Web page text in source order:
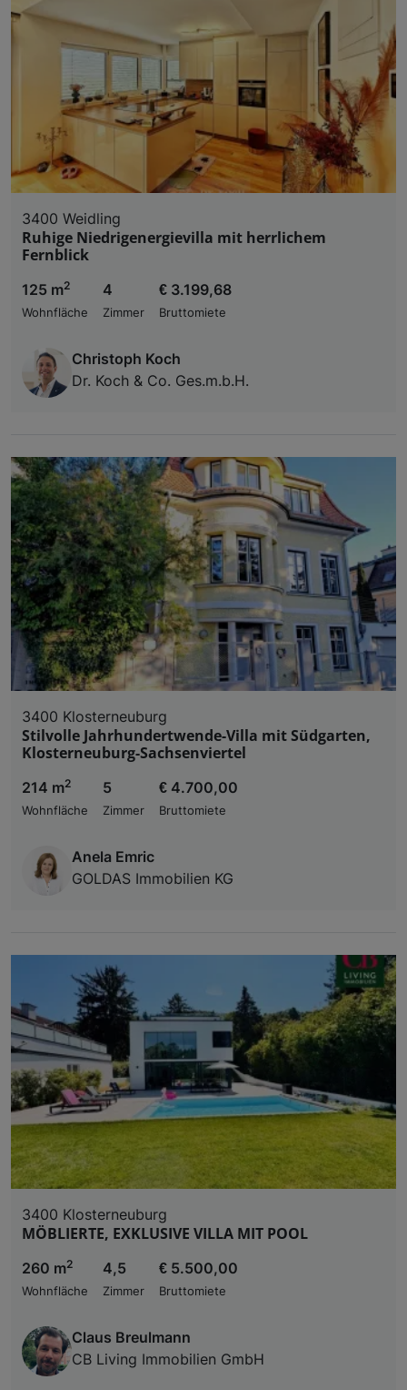
3400 Weidling
Ruhige Niedrigenergievilla mit herrlichem
Fernblick
125 m2
Wohnfläche
4
Zimmer
€ 3.199,68
Bruttomiete
Christoph Koch
Dr. Koch & Co. Ges.m.b.H.
3400 Klosterneuburg
Stilvolle Jahrhundertwende-Villa mit Südgarten,
Klosterneuburg-Sachsenviertel
214 m2
Wohnfläche
5
Zimmer
€ 4.700,00
Bruttomiete
Anela Emric
GOLDAS Immobilien KG
3400 Klosterneuburg
MÖBLIERTE, EXKLUSIVE VILLA MIT POOL
260 m2
Wohnfläche
4,5
Zimmer
€ 5.500,00
Bruttomiete
Claus Breulmann
CB Living Immobilien GmbH